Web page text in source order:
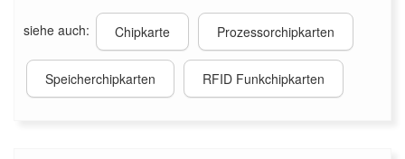
siehe auch: Chipkarte Prozessorchipkarten
Speicherchipkarten RFID Funkchipkarten